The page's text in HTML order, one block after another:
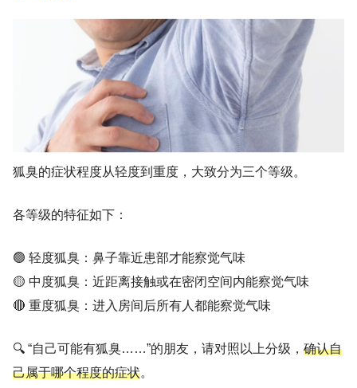
狐臭的症状程度从轻度到重度，大致分为三个等级。
各等级的特征如下：
🟢 轻度狐臭：鼻子靠近患部才能察觉气味
🟡 中度狐臭：近距离接触或在密闭空间内能察觉气味
🔴 重度狐臭：进入房间后所有人都能察觉气味
🔍 “自己可能有狐臭……”的朋友，请对照以上分级， 确认自
己属于哪个程度的症状。